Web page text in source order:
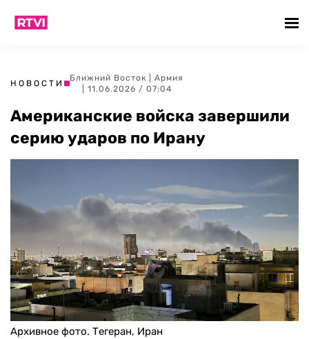
НОВОСТИ
Ближний Восток
Армия
| 11.06.2026 / 07:04
Американские войска завершили
серию ударов по Ирану
Архивное фото. Тегеран, Иран